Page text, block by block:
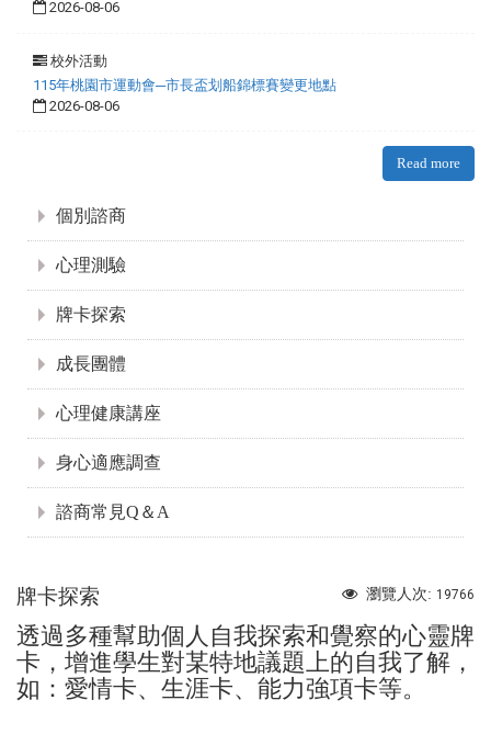
2026-08-06
校外活動
115年桃園市運動會─市長盃划船錦標賽變更地點
2026-08-06
Read more
個別諮商
心理測驗
牌卡探索
成長團體
心理健康講座
身心適應調查
諮商常見Q＆A
瀏覽人次: 19766
牌卡探索
透過多種幫助個人自我探索和覺察的心靈牌
卡，增進學生對某特地議題上的自我了解，
如：愛情卡、生涯卡、能力強項卡等。